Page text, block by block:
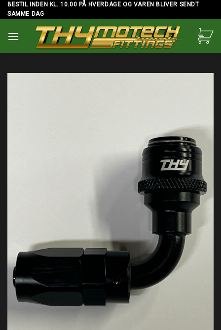
Skip
to
BESTIL INDEN KL. 10.00 PÅ HVERDAGE OG VAREN BLIVER SENDT
SAMME DAG